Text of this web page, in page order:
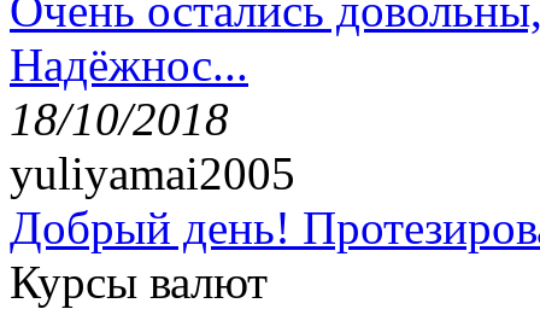
Надёжнос...
18/10/2018
yuliyamai2005
Добрый день!
Курсы валют